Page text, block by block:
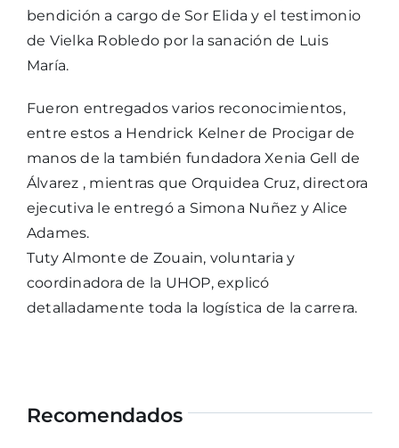
bendición a cargo de Sor Elida y el testimonio
de Vielka Robledo por la sanación de Luis
María.
Fueron entregados varios reconocimientos,
entre estos a Hendrick Kelner de Procigar de
manos de la también fundadora Xenia Gell de
Álvarez , mientras que Orquidea Cruz, directora
ejecutiva le entregó a Simona Nuñez y Alice
Adames.
Tuty Almonte de Zouain, voluntaria y
coordinadora de la UHOP, explicó
detalladamente toda la logística de la carrera.
Recomendados